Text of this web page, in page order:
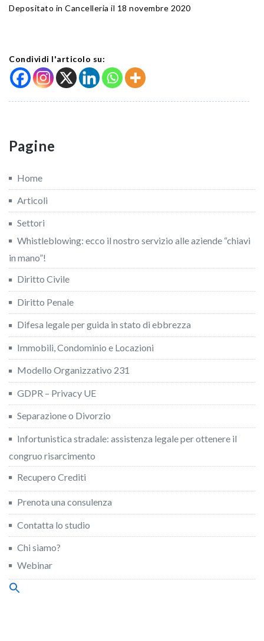
Depositato in Cancelleria il 18 novembre 2020
Condividi l'articolo su:
Pagine
Home
Articoli
Settori
Whistleblowing: ecco il nostro servizio alle aziende “chiavi
in mano”!
Diritto Civile
Diritto Penale
Difesa legale per guida in stato di ebbrezza
Immobili, Condominio e Locazioni
Modello Organizzativo 231
GDPR – Privacy UE
Separazione o Divorzio
Infortunistica stradale: assistenza legale per ottenere il
congruo risarcimento
Recupero Crediti
Prenota una consulenza
Contatta lo studio
Chi siamo?
Webinar
Search